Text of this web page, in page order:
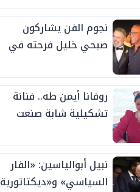
نجوم الفن يشاركون
صبحي خليل فرحته في
روفانا أيمن طه.. فنانة
تشكيلية شابة صنعت
الجوائز منذ الصغر
نبيل أبوالياسين: «الفار
السياسي» و«ديكتاتورية